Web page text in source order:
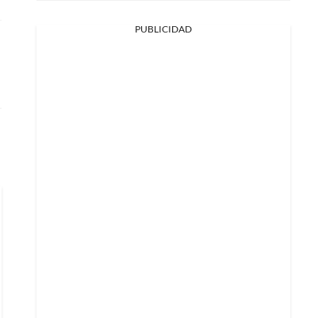
PUBLICIDAD